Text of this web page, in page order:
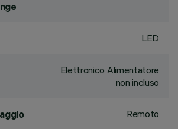
LED
Elettronico Alimentatore
non incluso
Remoto